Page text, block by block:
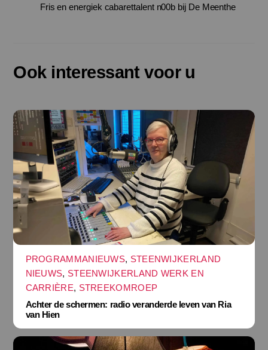
Fris en energiek cabarettalent n00b bij De Meenthe
Ook interessant voor u
PROGRAMMANIEUWS, STEENWIJKERLAND
NIEUWS, STEENWIJKERLAND WERK EN
CARRIÈRE, STREEKOMROEP
Achter de schermen: radio veranderde leven van Ria
van Hien